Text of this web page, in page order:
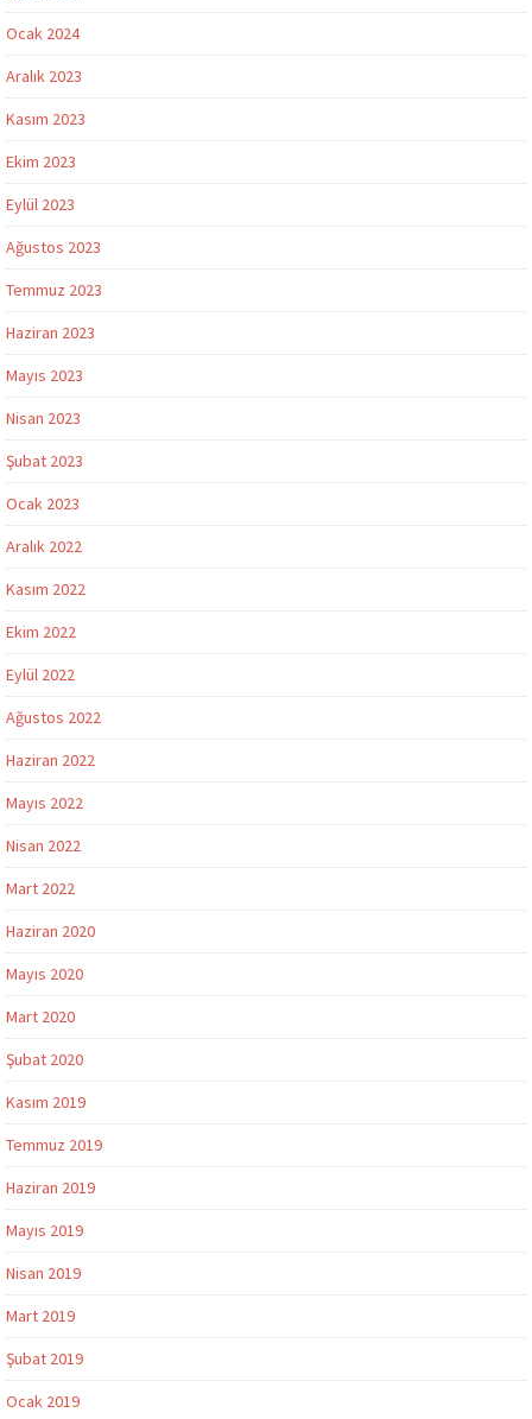
Ocak 2024
Aralık 2023
Kasım 2023
Ekim 2023
Eylül 2023
Ağustos 2023
Temmuz 2023
Haziran 2023
Mayıs 2023
Nisan 2023
Şubat 2023
Ocak 2023
Aralık 2022
Kasım 2022
Ekim 2022
Eylül 2022
Ağustos 2022
Haziran 2022
Mayıs 2022
Nisan 2022
Mart 2022
Haziran 2020
Mayıs 2020
Mart 2020
Şubat 2020
Kasım 2019
Temmuz 2019
Haziran 2019
Mayıs 2019
Nisan 2019
Mart 2019
Şubat 2019
Ocak 2019